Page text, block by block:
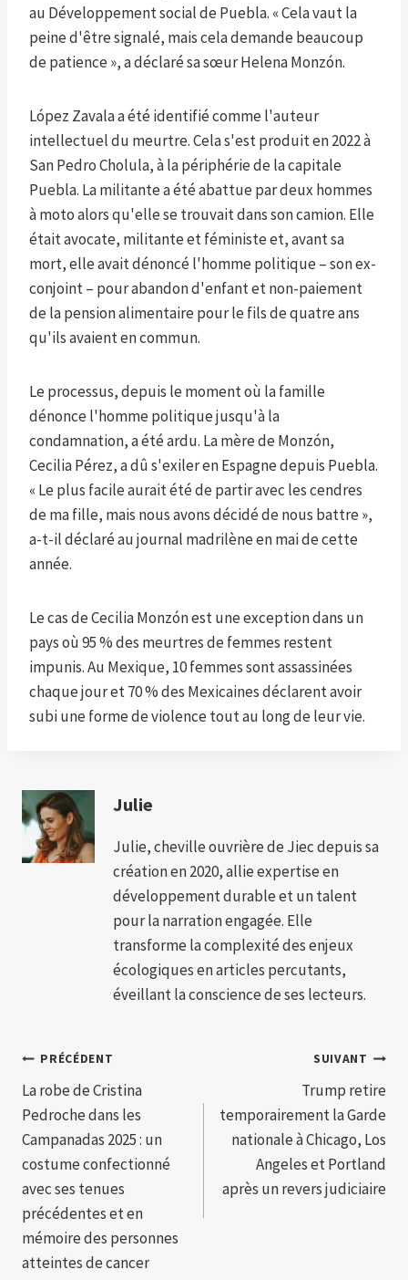
au Développement social de Puebla. « Cela vaut la
peine d'être signalé, mais cela demande beaucoup
de patience », a déclaré sa sœur Helena Monzón.
López Zavala a été identifié comme l'auteur
intellectuel du meurtre. Cela s'est produit en 2022 à
San Pedro Cholula, à la périphérie de la capitale
Puebla. La militante a été abattue par deux hommes
à moto alors qu'elle se trouvait dans son camion. Elle
était avocate, militante et féministe et, avant sa
mort, elle avait dénoncé l'homme politique – son ex-
conjoint – pour abandon d'enfant et non-paiement
de la pension alimentaire pour le fils de quatre ans
qu'ils avaient en commun.
Le processus, depuis le moment où la famille
dénonce l'homme politique jusqu'à la
condamnation, a été ardu. La mère de Monzón,
Cecilia Pérez, a dû s'exiler en Espagne depuis Puebla.
« Le plus facile aurait été de partir avec les cendres
de ma fille, mais nous avons décidé de nous battre »,
a-t-il déclaré au journal madrilène en mai de cette
année.
Le cas de Cecilia Monzón est une exception dans un
pays où 95 % des meurtres de femmes restent
impunis. Au Mexique, 10 femmes sont assassinées
chaque jour et 70 % des Mexicaines déclarent avoir
subi une forme de violence tout au long de leur vie.
Julie
Julie, cheville ouvrière de Jiec depuis sa
création en 2020, allie expertise en
développement durable et un talent
pour la narration engagée. Elle
transforme la complexité des enjeux
écologiques en articles percutants,
éveillant la conscience de ses lecteurs.
Navigation
de
l’article
PRÉCÉDENT
La robe de Cristina
Pedroche dans les
Campanadas 2025 : un
costume confectionné
avec ses tenues
précédentes et en
mémoire des personnes
atteintes de cancer
SUIVANT
Trump retire
temporairement la Garde
nationale à Chicago, Los
Angeles et Portland
après un revers judiciaire